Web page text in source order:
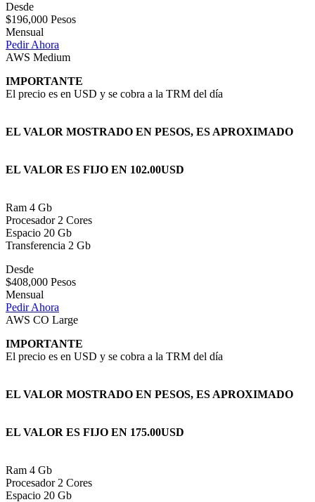
Desde
$196,000 Pesos
Mensual
Pedir Ahora
AWS Medium
IMPORTANTE
El precio es en USD y se cobra a la TRM del día
EL VALOR MOSTRADO EN PESOS, ES APROXIMADO
EL VALOR ES FIJO EN 102.00USD
Ram 4 Gb
Procesador 2 Cores
Espacio 20 Gb
Transferencia 2 Gb
Desde
$408,000 Pesos
Mensual
Pedir Ahora
AWS CO Large
IMPORTANTE
El precio es en USD y se cobra a la TRM del día
EL VALOR MOSTRADO EN PESOS, ES APROXIMADO
EL VALOR ES FIJO EN 175.00USD
Ram 4 Gb
Procesador 2 Cores
Espacio 20 Gb